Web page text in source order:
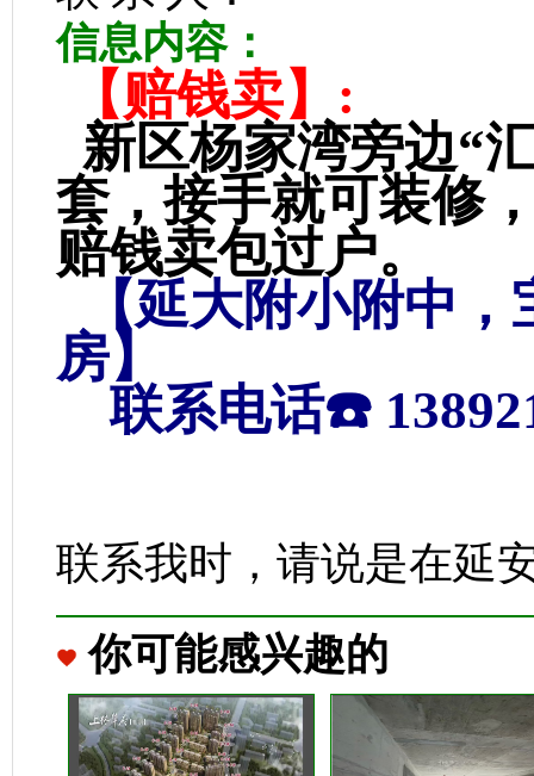
信息内容：
【赔钱卖】:
新区杨家湾旁边“
套，接手就可装修
赔钱卖包过户。
【延大附小附中
房】
联系电话☎️
联系我时，请说是在延
你可能感兴趣的